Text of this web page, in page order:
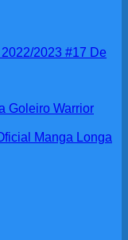
2023 #17 De